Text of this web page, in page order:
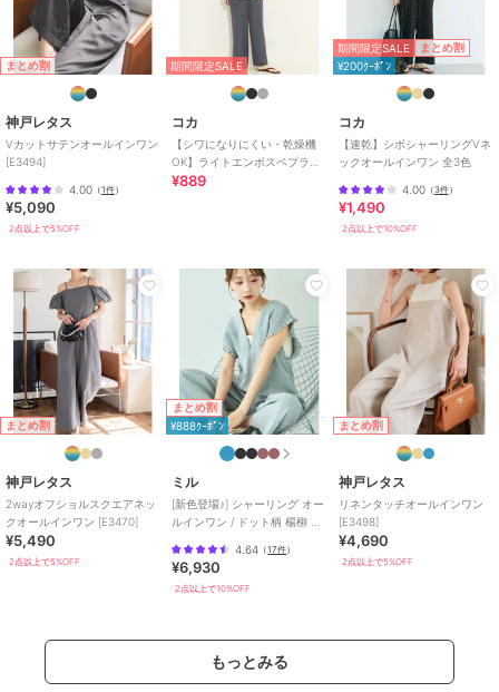
まとめ割
神戸レタス
Vカットサテンオールインワン
[E3494]
4.00 （1件）
¥5,090
2点以上で5%OFF
期間限定SALE
コカ
【シワになりにくい・乾燥機
OK】ライトエンボスペプラム
オールインワン 全2色
¥889
期間限定SALE まとめ割
¥200ｸｰﾎﾟﾝ
コカ
【速乾】シボシャーリングVネ
ックオールインワン 全3色
4.00（3件）
¥1,490
2点以上で10%OFF
まとめ割
神戸レタス
2wayオフショルスクエアネッ
クオールインワン [E3470]
¥5,490
2点以上で5%OFF
まとめ割
¥888ｸｰﾎﾟﾝ
ミル
[新色登場♪] シャーリング オー
ルインワン / ドット柄 楊柳 ギ
4.64 （17件）
¥6,930
2点以上で10%OFF
まとめ割
神戸レタス
リネンタッチオールインワン
[E3498]
¥4,690
2点以上で5%OFF
もっとみる